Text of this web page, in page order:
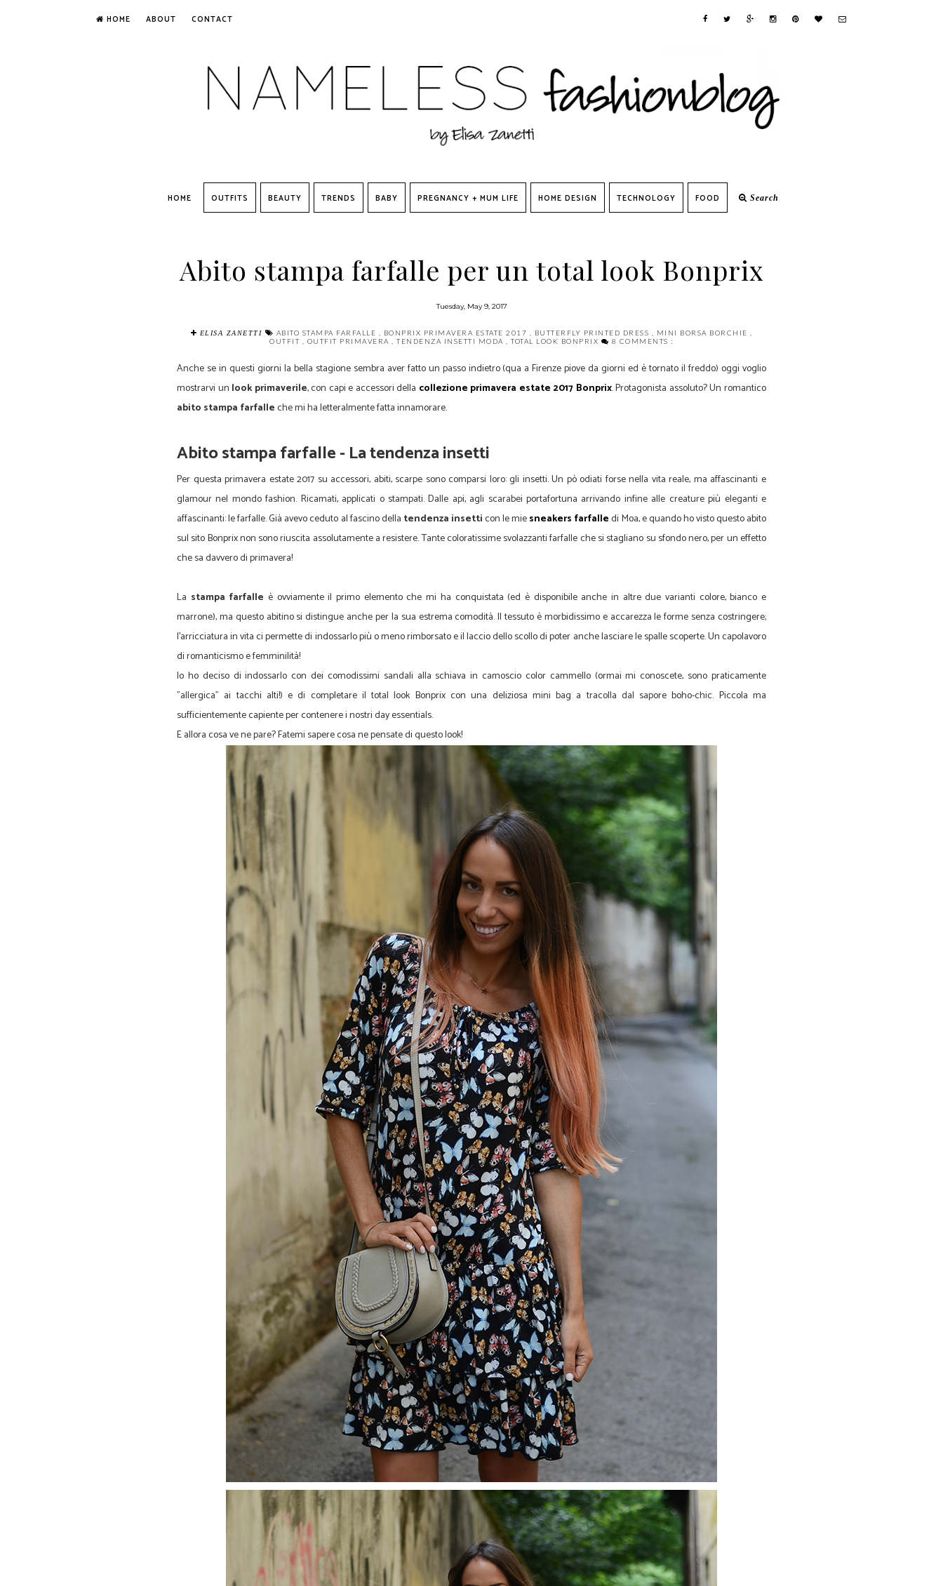
HOME ABOUT CONTACT
HOME OUTFITS BEAUTY TRENDS BABY PREGNANCY + MUM LIFE HOME DESIGN TECHNOLOGY FOOD Search
Abito stampa farfalle per un total look Bonprix
Tuesday, May 9, 2017
ELISA ZANETTI ABITO STAMPA FARFALLE BONPRIX PRIMAVERA ESTATE 2017 BUTTERFLY PRINTED DRESS MINI BORSA BORCHIE
OUTFIT
OUTFIT PRIMAVERA ,TENDENZA INSETTI MODA ,TOTAL LOOK BONPRIX 8 COMMENTS :
Anche se in questi giorni la bella stagione sembra aver fatto un passo indietro (qua a Firenze piove da giorni ed è tornato il freddo) oggi voglio
mostrarvi un look primaverile, con capi e accessori della collezione primavera estate 2017 Bonprix. Protagonista assoluto? Un romantico
abito stampa farfalleche mi ha letteralmente fatta innamorare.
Abito stampa farfalle - La tendenza insetti
Per questa primavera estate 2017 su accessori, abiti, scarpe sono comparsi loro: gli insetti. Un pò odiati forse nella vita reale, ma affascinanti e
glamour nel mondo fashion. Ricamati, applicati o stampati. Dalle api, agli scarabei portafortuna arrivando infine alle creature più eleganti e
affascinanti: le farfalle. Già avevo ceduto al fascino della tendenza insetticon le miesneakers farfalledi Moa, e quando ho visto questo abito
sul sito Bonprix non sono riuscita assolutamente a resistere. Tante coloratissime svolazzanti farfalle che si stagliano su sfondo nero, per un effetto
che sa davvero di primavera!
La stampa farfalle è ovviamente il primo elemento che mi ha conquistata (ed è disponibile anche in altre due varianti colore, bianco e
marrone), ma questo abitino si distingue anche per la sua estrema comodità. Il tessuto è morbidissimo e accarezza le forme senza costringere;
l'arricciatura in vita ci permette di indossarlo più o meno rimborsato e il laccio dello scollo di poter anche lasciare le spalle scoperte. Un capolavoro
di romanticismo e femminilità!
Io ho deciso di indossarlo con dei comodissimi sandali alla schiava in camoscio color cammello (ormai mi conoscete, sono praticamente
"allergica" ai tacchi alti!) e di completare il total look Bonprix con una deliziosa mini bag a tracolla dal sapore boho-chic. Piccola ma
sufficientemente capiente per contenere i nostri day essentials.
E allora cosa ve ne pare? Fatemi sapere cosa ne pensate di questo look!